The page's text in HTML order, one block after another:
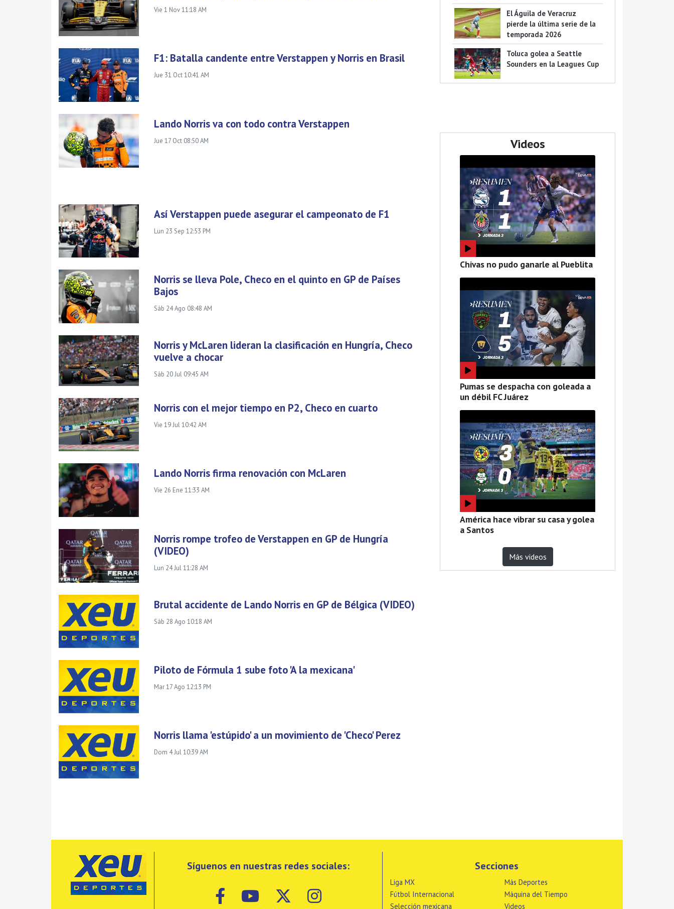
Vie 1 Nov 11:18 AM
F1: Batalla candente entre Verstappen y Norris en Brasil
Jue 31 Oct 10:41 AM
Lando Norris va con todo contra Verstappen
Jue 17 Oct 08:50 AM
Así Verstappen puede asegurar el campeonato de F1
Lun 23 Sep 12:53 PM
Norris se lleva Pole, Checo en el quinto en GP de Países
Bajos
Sáb 24 Ago 08:48 AM
Norris y McLaren lideran la clasificación en Hungría, Checo
vuelve a chocar
Sáb 20 Jul 09:45 AM
Norris con el mejor tiempo en P2, Checo en cuarto
Vie 19 Jul 10:42 AM
Lando Norris firma renovación con McLaren
Vie 26 Ene 11:33 AM
Norris rompe trofeo de Verstappen en GP de Hungría
(VIDEO)
Lun 24 Jul 11:28 AM
Brutal accidente de Lando Norris en GP de Bélgica (VIDEO)
Sáb 28 Ago 10:18 AM
Piloto de Fórmula 1 sube foto 'A la mexicana'
Mar 17 Ago 12:13 PM
Norris llama 'estúpido' a un movimiento de 'Checo' Perez
Dom 4 Jul 10:39 AM
El Águila de Veracruz
pierde la última serie de la
temporada 2026
Toluca golea a Seattle
Sounders en la Leagues Cup
Videos
Chivas no pudo ganarle al Pueblita
Pumas se despacha con goleada a
un débil FC Juárez
América hace vibrar su casa y golea
a Santos
Más videos
Síguenos en nuestras redes sociales: Secciones
Liga MX
Fútbol Internacional
Selección mexicana
Más Deportes
Máquina del Tiempo
Videos